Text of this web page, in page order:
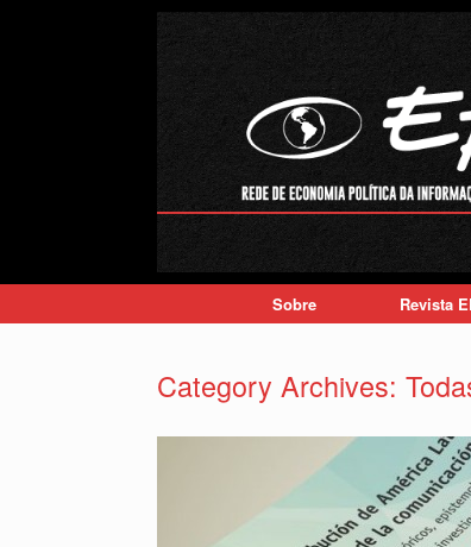
Sobre Revista
Category Archives: